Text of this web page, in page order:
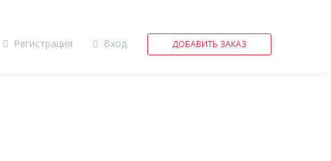
Регистрация Вход ДОБАВИТЬ ЗАКАЗ